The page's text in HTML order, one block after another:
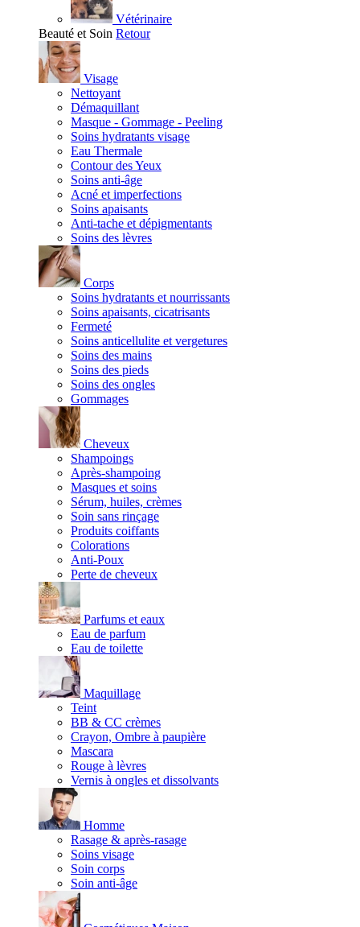
Vétérinaire
Beauté et Soin Retour
Visage
Nettoyant
Démaquillant
Masque - Gommage - Peeling
Soins hydratants visage
Eau Thermale
Contour des Yeux
Soins anti-âge
Acné et imperfections
Soins apaisants
Anti-tache et dépigmentants
Soins des lèvres
Corps
Soins hydratants et nourrissants
Soins apaisants, cicatrisants
Fermeté
Soins anticellulite et vergetures
Soins des mains
Soins des pieds
Soins des ongles
Gommages
Cheveux
Shampoings
Après-shampoing
Masques et soins
Sérum, huiles, crèmes
Soin sans rinçage
Produits coiffants
Colorations
Anti-Poux
Perte de cheveux
Parfums et eaux
Eau de parfum
Eau de toilette
Maquillage
Teint
BB & CC crèmes
Crayon, Ombre à paupière
Mascara
Rouge à lèvres
Vernis à ongles et dissolvants
Homme
Rasage & après-rasage
Soins visage
Soin corps
Soin anti-âge